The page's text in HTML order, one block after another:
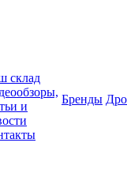
склад
и
Бренды